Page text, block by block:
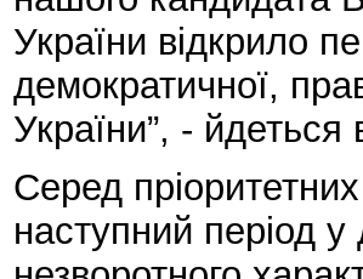
України відкрило
демократичної,
України”, - йдеться
Серед
наступний період у